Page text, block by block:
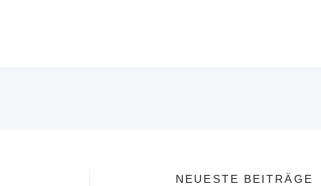
NEUESTE BEITRÄGE